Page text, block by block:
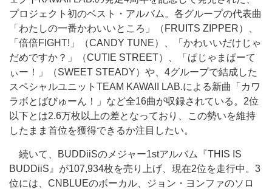
プロジェクト初のベスト・アルバム。各グループの代表曲
「わたしの一番かわいいところ」（FRUITS ZIPPER）、
「倍倍FIGHT!」（CANDY TUNE）、「かわいいだけじゃ
だめですか？」（CUTIE STREET）、「ぱじゃまぱーて
ぃー！」（SWEET STEADY）や、4グループで結成した
スペシャルユニットTEAM KAWAII LAB.による新曲「カワ
ラボとばびゅーん！」など全16曲が収録されている。2位
以下とは2.6万枚以上の差となっており、この勢いを維持
したまま首位を獲得できるか注目したい。
続いて、BUDDiiSのメジャー1stアルバム『THIS IS
BUDDiiS』が107,934枚を売り上げ、現在2位を走行中。3
位には、CNBLUEのボーカル、ジョン・ヨンファのソロ